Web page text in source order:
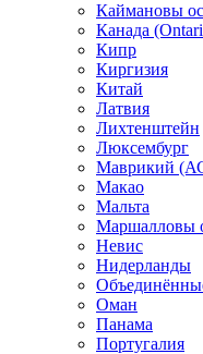
Каймановы
Канада
Кипр
Киргизия
Китай
Латвия
Лихтенштейн
Люксембург
Маврикий
Макао
Мальта
Маршалловы
Нeвис
Нидерланды
Оман
Панама
Португалия